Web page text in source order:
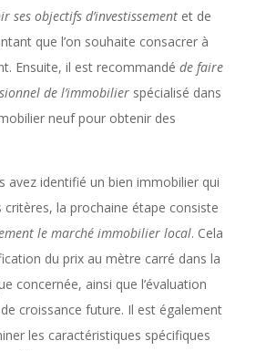
ses objectifs d’investissementet de
que l’on souhaite consacrer à
Ensuite, il est recommandé de faire
de l’immobilierspécialisé dans
neuf pour obtenir des
avez identifié un bien immobilier qui
critères, la prochaine étape consiste
le marché immobilier local. Cela
du prix au mètre carré dans la
concernée, ainsi que l’évaluation
croissance future. Il est également
les caractéristiques spécifiques